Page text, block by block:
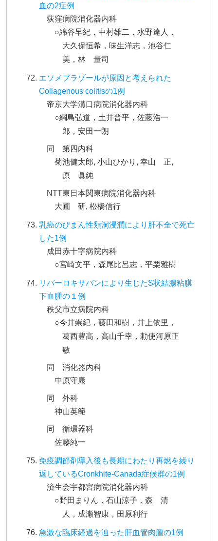
血の2症例
荻窪病院消化器内科
○綿谷早紀，中村雄二，水野達人，
大久保恒希，味生洋志，池谷仁
美，林 量司
エソメプラゾールが原因と考えられた
Collagenous colitisの1例
帝京大学溝口病院消化器内科
○綱島弘道，土井晋平，佐藤浩一
郎，安田一朗
同 第四内科
菊池健太郎, 小山ひかり, 幸山 正,
原 眞純
NTT東日本関東病院消化器内科
大圃 研, 松橋信行
乳癌のびまん性類洞浸潤により肝不全で死亡
した1例
成田赤十字病院内科
○宮崎文平，森尾比呂志，平栗雅樹
リバーロキサバンにより生じたS状結腸粘膜
下血腫の１例
秩父市立病院内科
○今井崇紀，藤田和樹，井上依里，
葛西豊高，高山千幸，勅使河原正
敏
同 消化器内科
中原守康
同 外科
神山英範
同 循環器科
佐藤純一
免疫調節剤導入後も長期にわたり再燃を繰り
返しているCronkhite-Canada症候群の1例
済生会宇都宮病院消化器内科
○野田まりん，石山涼子，森 清
人，成瀬智康，田原利行
急激な臨床経過を辿った肝血管肉腫の1例